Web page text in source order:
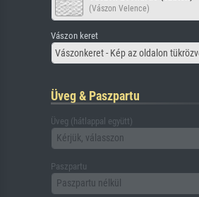
(Vászon Velence)
Vászon keret
Vászonkeret - Kép az oldalon
Üveg & Paszpartu
Üveg (hátlappal együtt)
Kérjük, válasszon
Paszpartu
Paszpartu nélkül